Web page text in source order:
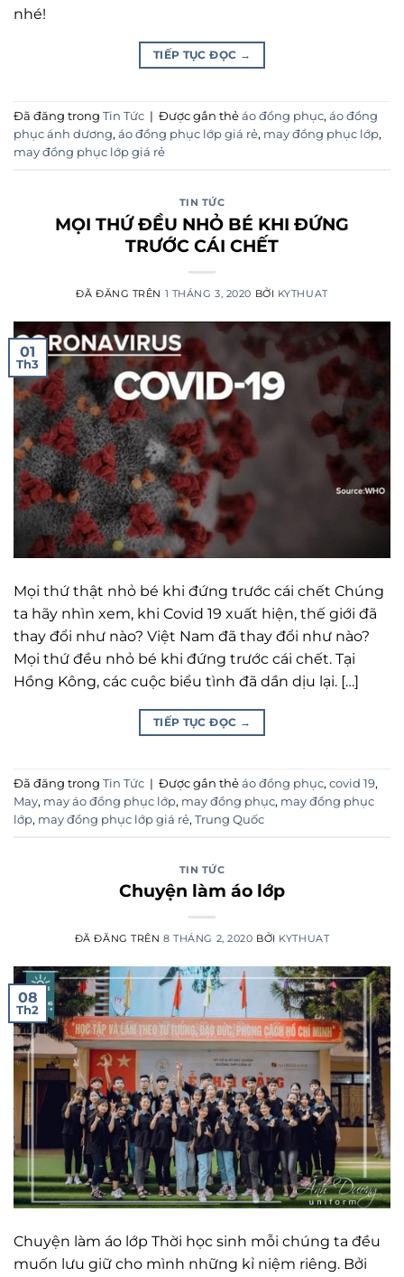
nhé!
TIẾP TỤC ĐỌC →
Đã đăng trong Tin Tức | Được gắn thẻ áo đồng phục, áo đồng
phục ánh dương, áo đồng phục lớp giá rẻ, may đồng phục lớp,
may đồng phục lớp giá rẻ
TIN TỨC
MỌI THỨ ĐỀU NHỎ BÉ KHI ĐỨNG
TRƯỚC CÁI CHẾT
ĐÃ ĐĂNG TRÊN 1 THÁNG 3, 2020 BỞI KYTHUAT
01
Th3
Mọi thứ thật nhỏ bé khi đứng trước cái chết Chúng
ta hãy nhìn xem, khi Covid 19 xuất hiện, thế giới đã
thay đổi như nào? Việt Nam đã thay đổi như nào?
Mọi thứ đều nhỏ bé khi đứng trước cái chết. Tại
Hồng Kông, các cuộc biểu tình đã dần dịu lại. […]
TIẾP TỤC ĐỌC →
Đã đăng trong Tin Tức | Được gắn thẻ áo đồng phục, covid 19,
May, may áo đồng phục lớp, may đồng phục, may đồng phục
lớp, may đồng phục lớp giá rẻ, Trung Quốc
TIN TỨC
Chuyện làm áo lớp
ĐÃ ĐĂNG TRÊN8 THÁNG 2, 2020 BỞI KYTHUAT
08
Th2
Chuyện làm áo lớp Thời học sinh mỗi chúng ta đều
muốn lưu giữ cho mình những kỉ niệm riêng. Bởi